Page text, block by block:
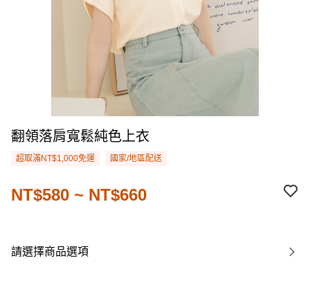
翻領落肩寬鬆純色上衣
超取滿NT$1,000免運 國家/地區配送
NT$580 ~ NT$660
請選擇商品選項